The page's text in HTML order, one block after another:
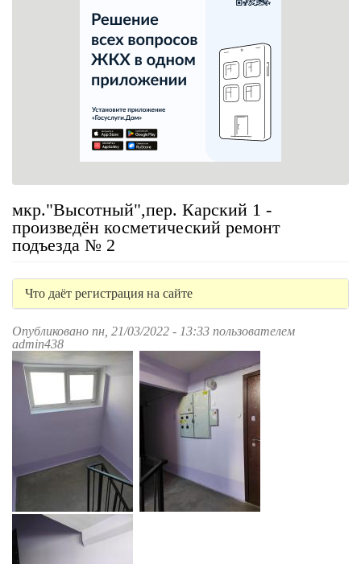
мкр."Высотный",пер. Карский 1 -
произведён косметический ремонт
подъезда № 2
Что даёт регистрация на сайте
Опубликовано пн, 21/03/2022 - 13:33 пользователем
admin438